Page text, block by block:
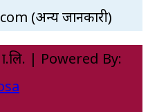
(अन्य जानकारी)
| Powered By: